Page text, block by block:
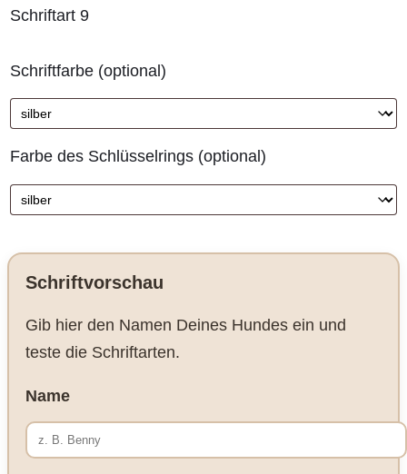
Schriftart 9
Schriftfarbe (optional)
Farbe des Schlüsselrings (optional)
Schriftvorschau
Gib hier den Namen Deines Hundes ein und
teste die Schriftarten.
Name